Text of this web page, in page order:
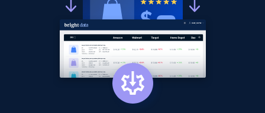
175+ Commencer
Target - Gather data on products using
specified keywords